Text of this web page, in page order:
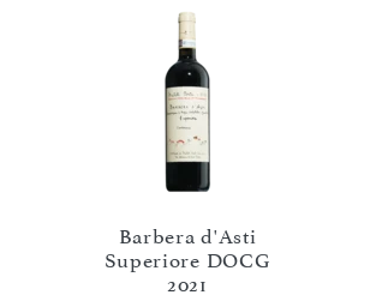
Barbera d'Asti
Superiore DOCG
2021